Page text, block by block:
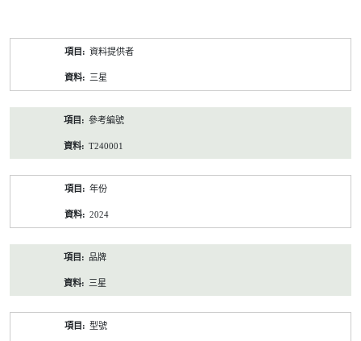
資料提供者
三星
參考編號
T240001
年份
2024
品牌
三星
型號